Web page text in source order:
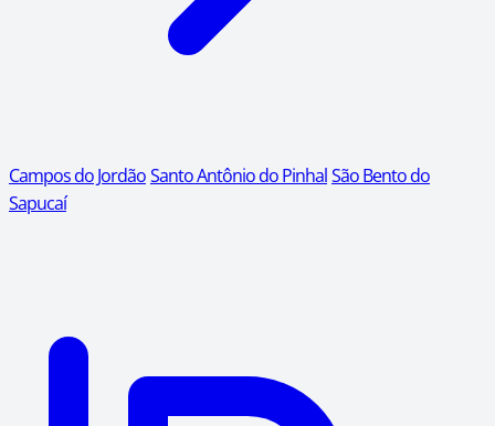
Campos do JordãoSanto Antônio do PinhalSão Bento do
Sapucaí